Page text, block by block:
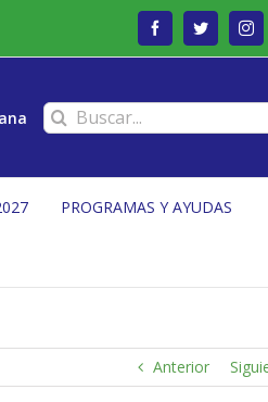
FacebookTwitter
Buscar:
PROGRAMAS Y AYUDAS
Anterior